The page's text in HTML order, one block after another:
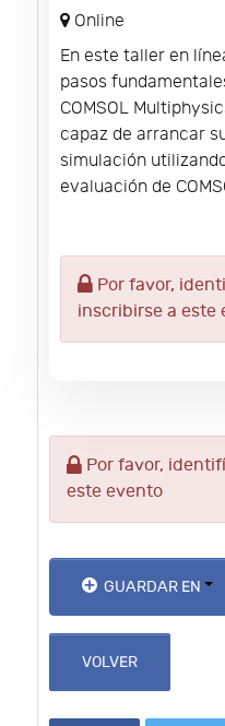
Online
En este taller en
pasos
COMSOL
capaz de arrancar
simulación
evaluación de
Por favor,
inscribirse a este
Por favor,
este evento
GUARDAR EN
VOLVER